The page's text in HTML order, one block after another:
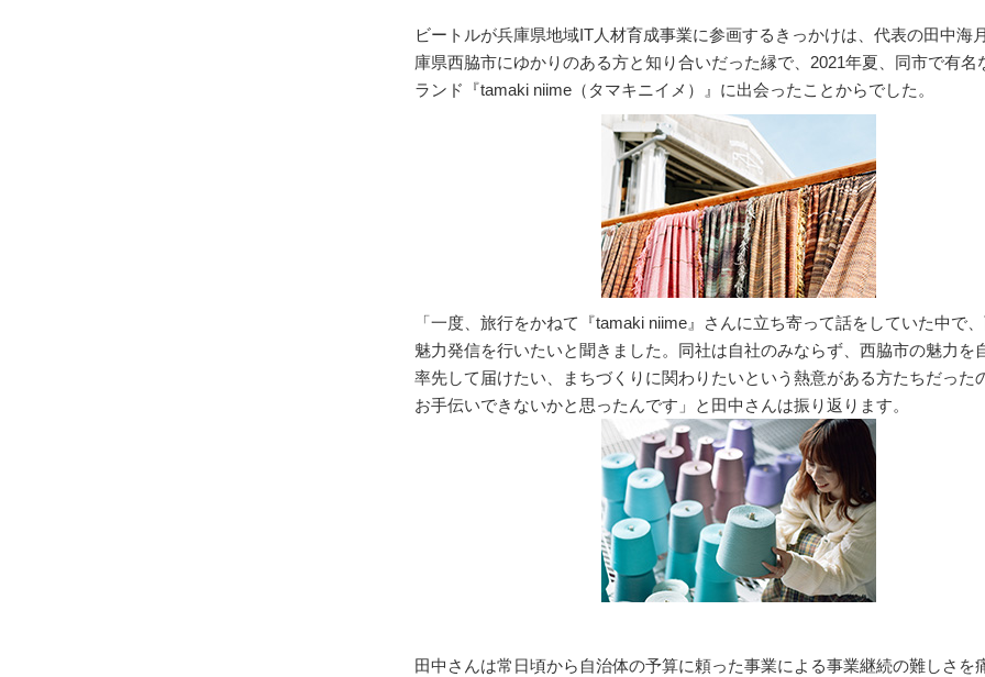
ビートルが兵庫県地域IT人材育成事業に参画するきっかけは、代表の田中海
庫県西脇市にゆかりのある方と知り合いだった縁で、2021年夏、同市で有名
ランド『tamaki niime（タマキニイメ）』に出会ったことからでした。
「一度、旅行をかねて『tamaki niime』さんに立ち寄って話をしていた中で
魅力発信を行いたいと聞きました。同社は自社のみならず、西脇市の魅力を
率先して届けたい、まちづくりに関わりたいという熱意がある方たちだった
お手伝いできないかと思ったんです」と田中さんは振り返ります。
田中さんは常日頃から自治体の予算に頼った事業による事業継続の難しさを